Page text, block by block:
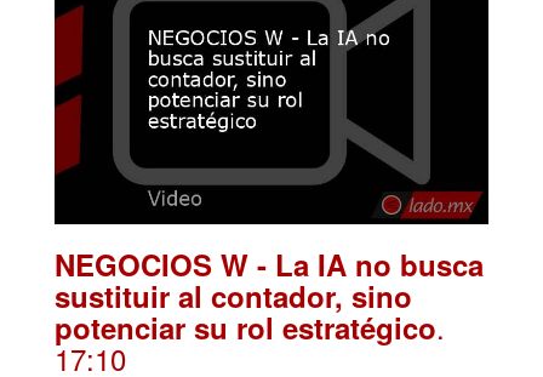
NEGOCIOS W - La IA no busca
sustituir al contador, sino
potenciar su rol estratégico.
17:10